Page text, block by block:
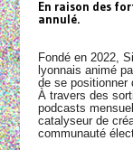
En raison des
annulé.
Fondé en 2022,
lyonnais animé
de se positionner
À travers des
podcasts
catalyseur de
communauté